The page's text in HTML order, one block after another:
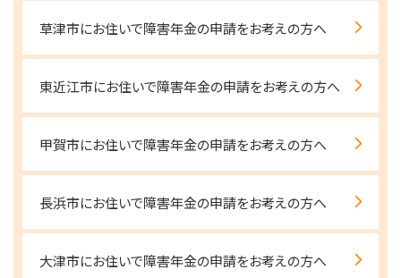
草津市にお住いで障害年金の申請をお考えの方へ
東近江市にお住いで障害年金の申請をお考えの方へ
甲賀市にお住いで障害年金の申請をお考えの方へ
長浜市にお住いで障害年金の申請をお考えの方へ
大津市にお住いで障害年金の申請をお考えの方へ